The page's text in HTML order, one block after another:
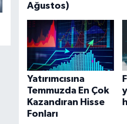
Ağustos)
Yatırımcısına
Temmuzda En Çok
Kazandıran Hisse
Fonları